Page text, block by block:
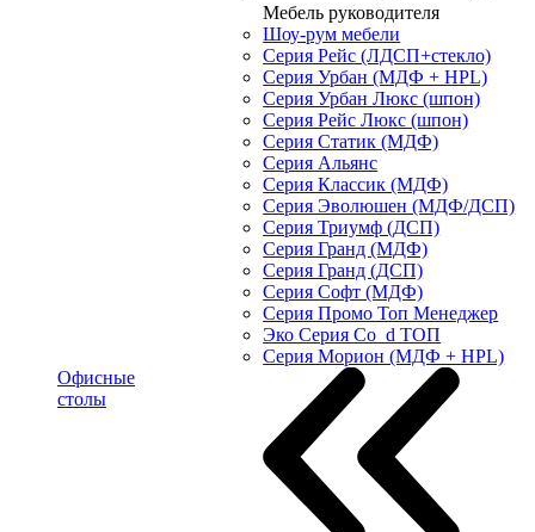
Мебель руководителя
Шоу-рум мебели
Серия Рейс (ЛДСП+стекло)
Серия Урбан (МДФ + HPL)
Серия Урбан Люкс (шпон)
Серия Рейс Люкс (шпон)
Серия Статик (МДФ)
Серия Альянс
Серия Классик (МДФ)
Серия Эволюшен (МДФ/ДСП)
Серия Триумф (ДСП)
Серия Гранд (МДФ)
Серия Гранд (ДСП)
Серия Софт (МДФ)
Серия Промо Топ Менеджер
Эко Серия Co_d ТОП
Серия Морион (МДФ + HPL)
Офисные
столы